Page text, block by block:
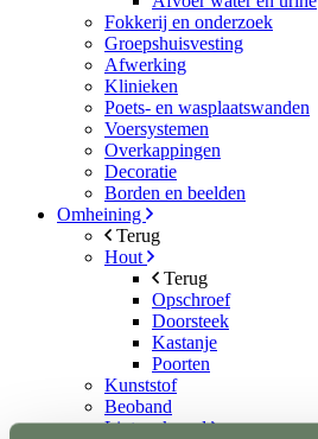
Fokkerij en onderzoek
Groepshuisvesting
Afwerking
Klinieken
Poets- en wasplaatswanden
Voersystemen
Overkappingen
Decoratie
Borden en beelden
Omheining
Terug
Hout
Terug
Opschroef
Doorsteek
Kastanje
Poorten
Kunststof
Beoband
Lint en koord